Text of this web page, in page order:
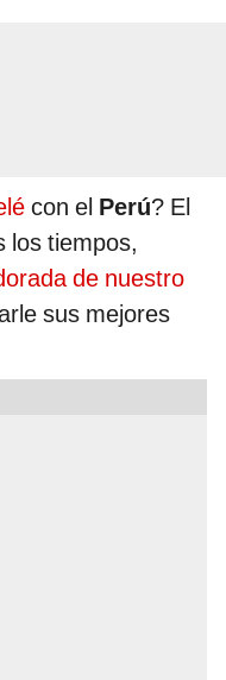
con el Perú? El
los tiempos,
de nuestro
sus mejores